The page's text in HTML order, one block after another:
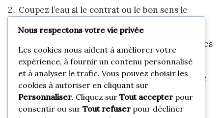
Coupez l’eau si le contrat ou le bon sens le
recommande.
Ne laissez pas les objets les plus visibles près des
fenêtres.
Conservez factures, photos et numéro de série
du matériel.
Organisez un passage ponctuel d’un proche si
Nous respectons votre vie privée
Les cookies nous aident à améliorer votre
expérience, à fournir un contenu personnalisé
et à analyser le trafic. Vous pouvez choisir les
cookies à autoriser en cliquant sur
Personnaliser. Cliquez sur Tout accepterpour
consentir ou sur Tout refuserpour décliner